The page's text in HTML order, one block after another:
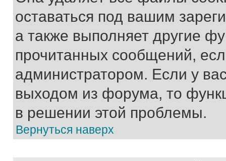
оставаться под вашим
а также выполняет другие
прочитанных сообщений,
администратором. Если у
выходом из форума, то
в решении этой проблемы.
Вернуться наверх